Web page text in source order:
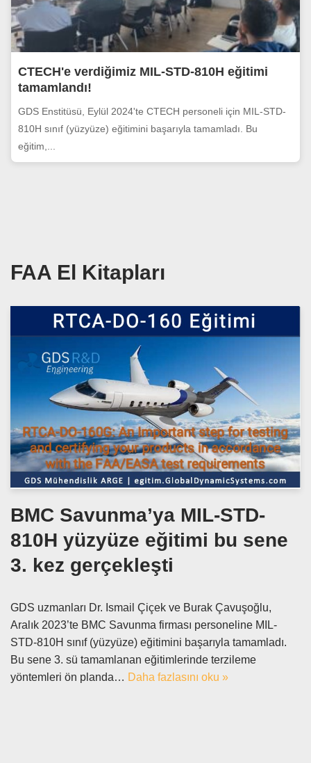
CTECH'e verdiğimiz MIL-STD-810H eğitimi
tamamlandı!
GDS Enstitüsü, Eylül 2024'te CTECH personeli için MIL-STD-
810H sınıf (yüzyüze) eğitimini başarıyla tamamladı. Bu
eğitim,...
FAA El Kitapları
BMC Savunma’ya MIL-STD-
810H yüzyüze eğitimi bu sene
3. kez gerçekleşti
GDS uzmanları Dr. Ismail Çiçek ve Burak Çavuşoğlu,
Aralık 2023’te BMC Savunma firması personeline MIL-
STD-810H sınıf (yüzyüze) eğitimini başarıyla tamamladı.
Bu sene 3. sü tamamlanan eğitimlerinde terzileme
yöntemleri ön planda… Daha fazlasını oku »